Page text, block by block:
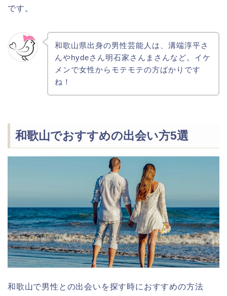
です。
和歌山県出身の男性芸能人は、溝端淳平さ
んやhydeさん明石家さんまさんなど。イケ
メンで女性からモテモテの方ばかりです
ね！
和歌山でおすすめの出会い方5選
和歌山で男性との出会いを探す時におすすめの方法